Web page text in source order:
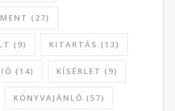
(27)
(9) KITARTÁS (13)
(14) KÍSÉRLET (9)
KÖNYVAJÁNLÓ (57)